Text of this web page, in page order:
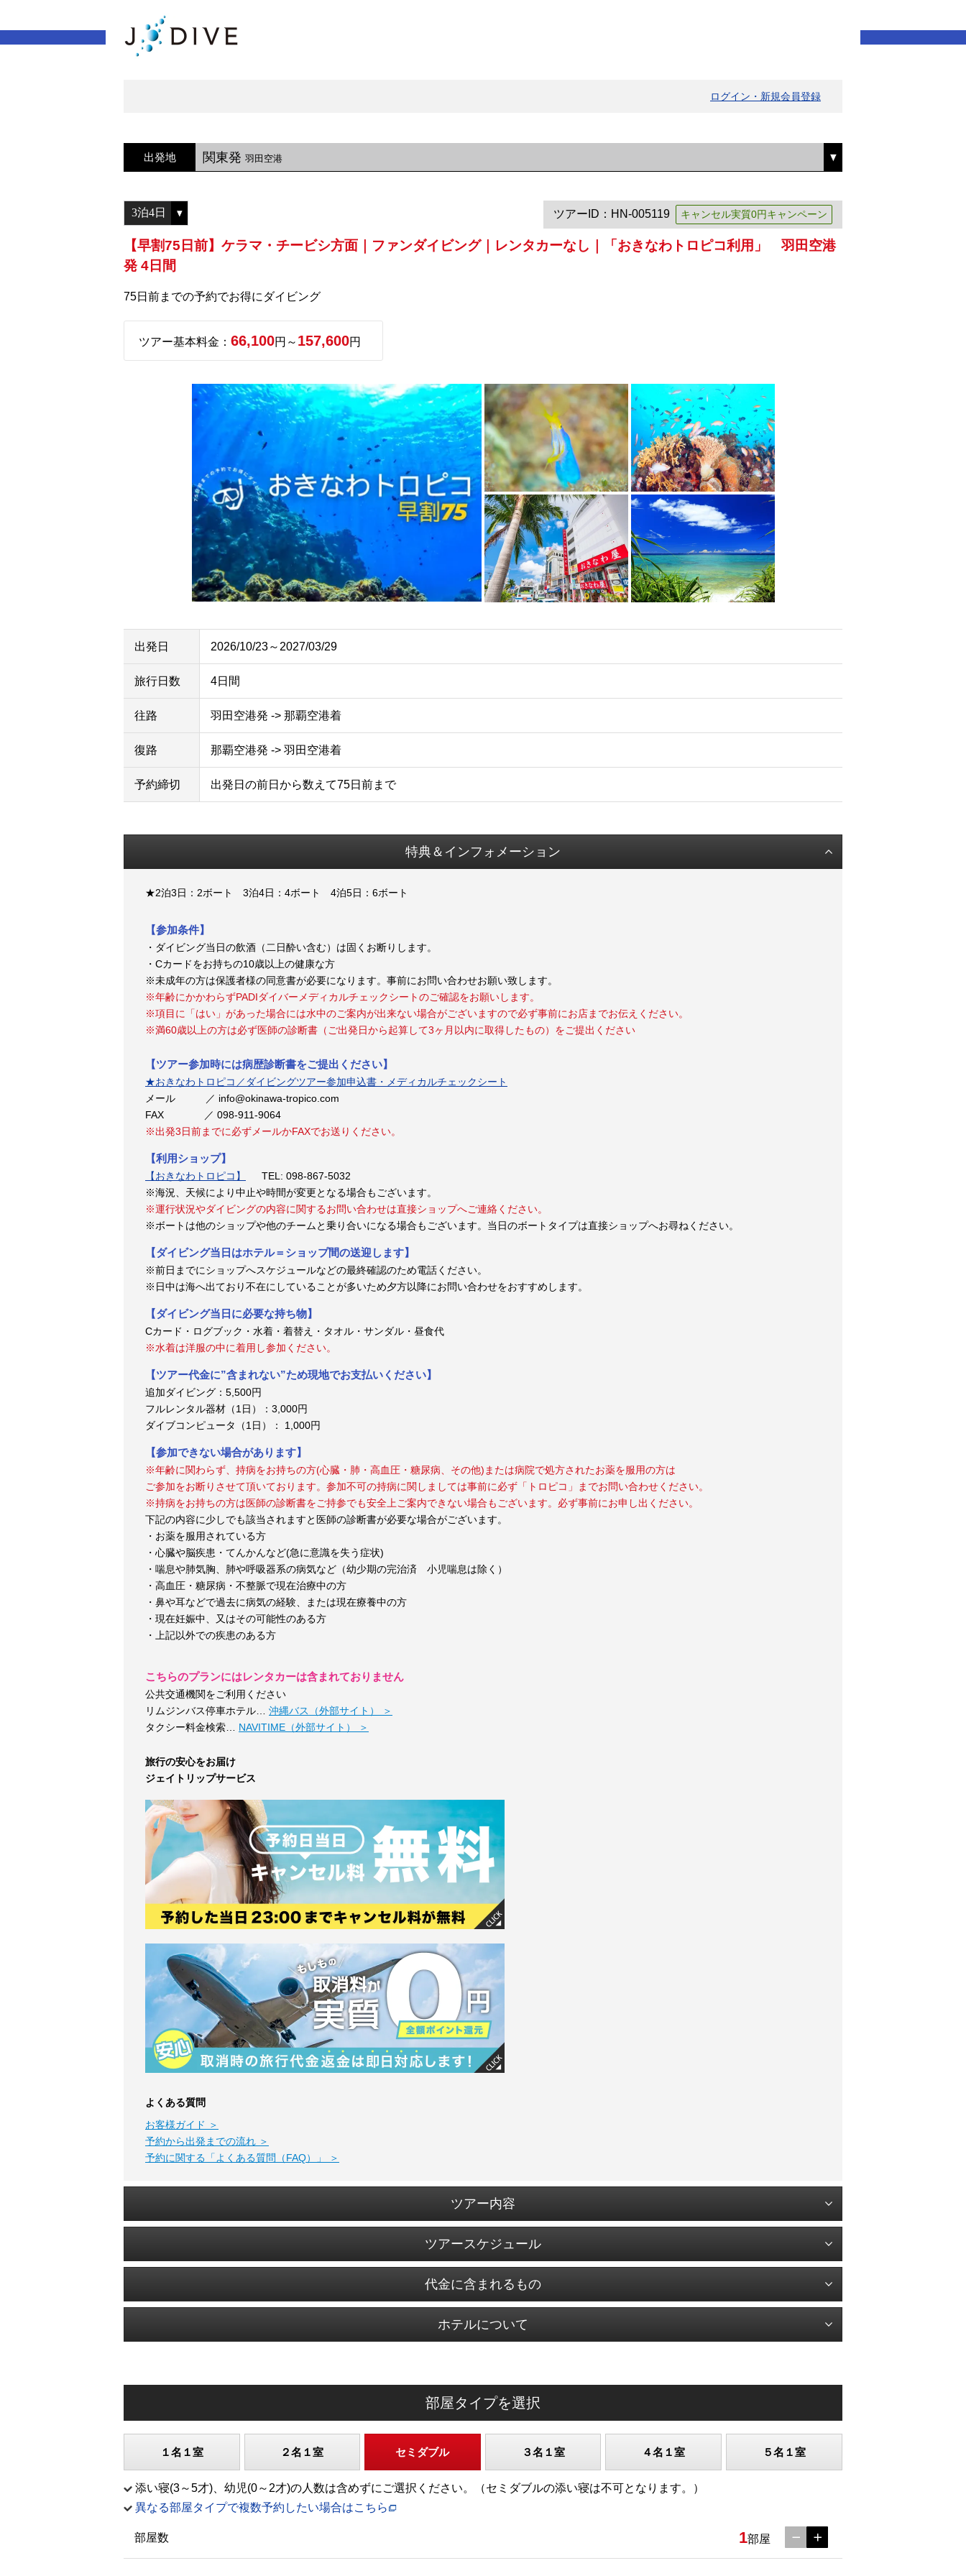
ログイン・新規会員登録
出発地 関東発 羽田空港
ツアーID：HN-005119 キャンセル実質0円キャンペーン
【早割75日前】ケラマ・チービシ方面｜ファンダイビング｜レンタカーなし｜「おきなわトロピコ利用」 羽田空港
発 4日間
75日前までの予約でお得にダイビング
ツアー基本料金： 66,100円～ 157,600円
出発日 2026/10/23～2027/03/29
旅行日数 4日間
往路 羽田空港発 -> 那覇空港着
復路 那覇空港発 -> 羽田空港着
予約締切 出発日の前日から数えて75日前まで
特典＆インフォメーション
★2泊3日：2ボート 3泊4日：4ボート 4泊5日：6ボート
【参加条件】
・ダイビング当日の飲酒（二日酔い含む）は固くお断りします。
・Cカードをお持ちの10歳以上の健康な方
※未成年の方は保護者様の同意書が必要になります。事前にお問い合わせお願い致します。
※年齢にかかわらずPADIダイバーメディカルチェックシートのご確認をお願いします。
※項目に「はい」があった場合には水中のご案内が出来ない場合がございますので必ず事前にお店までお伝えください。
※満60歳以上の方は必ず医師の診断書（ご出発日から起算して3ヶ月以内に取得したもの）をご提出ください
【ツアー参加時には病歴診断書をご提出ください】
★おきなわトロピコ／ダイビングツアー参加申込書・メディカルチェックシート
メール ／ info@okinawa-tropico.com
FAX ／ 098-911-9064
※出発3日前までに必ずメールかFAXでお送りください。
【利用ショップ】
【おきなわトロピコ】
TEL: 098-867-5032
※海況、天候により中止や時間が変更となる場合もございます。
※運行状況やダイビングの内容に関するお問い合わせは直接ショップへご連絡ください。
※ボートは他のショップや他のチームと乗り合いになる場合もございます。当日のボートタイプは直接ショップへお尋ねください。
【ダイビング当日はホテル＝ショップ間の送迎します】
※前日までにショップへスケジュールなどの最終確認のため電話ください。
※日中は海へ出ており不在にしていることが多いため夕方以降にお問い合わせをおすすめします。
【ダイビング当日に必要な持ち物】
Cカード・ログブック・水着・着替え・タオル・サンダル・昼食代
※水着は洋服の中に着用し参加ください。
【ツアー代金に”含まれない”ため現地でお支払いください】
追加ダイビング：5,500円
フルレンタル器材（1日）：3,000円
ダイブコンピュータ（1日）： 1,000円
【参加できない場合があります】
※年齢に関わらず、持病をお持ちの方(心臓・肺・高血圧・糖尿病、その他)または病院で処方されたお薬を服用の方は
ご参加をお断りさせて頂いております。参加不可の持病に関しましては事前に必ず「トロピコ」までお問い合わせください。
※持病をお持ちの方は医師の診断書をご持参でも安全上ご案内できない場合もございます。必ず事前にお申し出ください。
下記の内容に少しでも該当されますと医師の診断書が必要な場合がございます。
・お薬を服用されている方
・心臓や脳疾患・てんかんなど(急に意識を失う症状)
・喘息や肺気胸、肺や呼吸器系の病気など（幼少期の完治済 小児喘息は除く）
・高血圧・糖尿病・不整脈で現在治療中の方
・鼻や耳などで過去に病気の経験、または現在療養中の方
・現在妊娠中、又はその可能性のある方
・上記以外での疾患のある方
こちらのプランにはレンタカーは含まれておりません
公共交通機関をご利用ください
リムジンバス停車ホテル… 沖縄バス（外部サイト） ＞
タクシー料金検索… NAVITIME（外部サイト） ＞
旅行の安心をお届け
ジェイトリップサービス
よくある質問
お客様ガイド ＞
予約から出発までの流れ ＞
予約に関する「よくある質問（FAQ）」 ＞
ツアー内容
ツアースケジュール
代金に含まれるもの
ホテルについて
部屋タイプを選択
１名１室 ２名１室 セミダブル ３名１室 ４名１室 ５名１室
添い寝(3～5才)、幼児(0～2才)の人数は含めずにご選択ください。（セミダブルの添い寝は不可となります。）
異なる部屋タイプで複数予約したい場合はこちら
部屋数 1部屋